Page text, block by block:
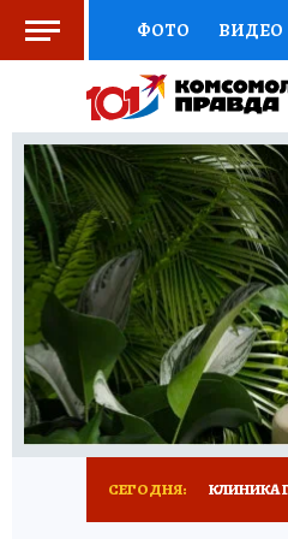
ФОТО ВИДЕО
ВЫБОР
КНИЖНАЯ ПОЛКА
ПРЕСС-ЦЕНТР
РАДИО КП
СЕГОДНЯ: КЛИНИКА